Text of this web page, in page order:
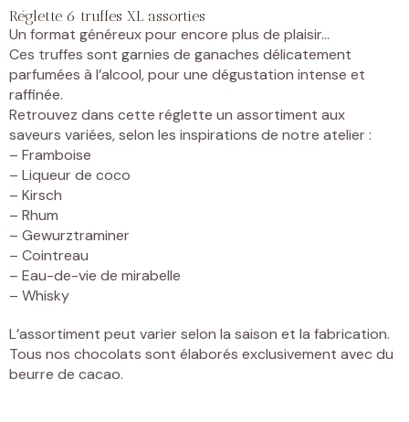
Réglette 6 truffes XL assorties
Un format généreux pour encore plus de plaisir…
Ces truffes sont garnies de ganaches délicatement
parfumées à l’alcool, pour une dégustation intense et
raffinée.
Retrouvez dans cette réglette un assortiment aux
saveurs variées, selon les inspirations de notre atelier :
– Framboise
– Liqueur de coco
– Kirsch
– Rhum
– Gewurztraminer
– Cointreau
– Eau-de-vie de mirabelle
– Whisky
L’assortiment peut varier selon la saison et la fabrication.
Tous nos chocolats sont élaborés exclusivement avec du
beurre de cacao.